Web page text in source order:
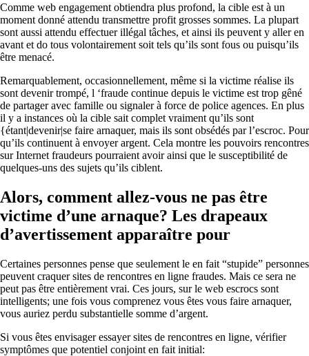
Comme web engagement obtiendra plus profond, la cible est à un
moment donné attendu transmettre profit grosses sommes. La plupart
sont aussi attendu effectuer illégal tâches, et ainsi ils peuvent y aller en
avant et do tous volontairement soit tels qu’ils sont fous ou puisqu’ils
être menacé.
Remarquablement, occasionnellement, même si la victime réalise ils
sont devenir trompé, l ‘fraude continue depuis le victime est trop gêné
de partager avec famille ou signaler à force de police agences. En plus
il y a instances où la cible sait complet vraiment qu’ils sont
{étant|devenir|se faire arnaquer, mais ils sont obsédés par l’escroc. Pour
qu’ils continuent à envoyer argent. Cela montre les pouvoirs rencontres
sur Internet fraudeurs pourraient avoir ainsi que le susceptibilité de
quelques-uns des sujets qu’ils ciblent.
Alors, comment allez-vous ne pas être
victime d’une arnaque? Les drapeaux
d’avertissement apparaître pour
Certaines personnes pense que seulement le en fait “stupide” personnes
peuvent craquer sites de rencontres en ligne fraudes. Mais ce sera ne
peut pas être entièrement vrai. Ces jours, sur le web escrocs sont
intelligents; une fois vous comprenez vous êtes vous faire arnaquer,
vous auriez perdu substantielle somme d’argent.
Si vous êtes envisager essayer sites de rencontres en ligne, vérifier
symptômes que potentiel conjoint en fait initial: